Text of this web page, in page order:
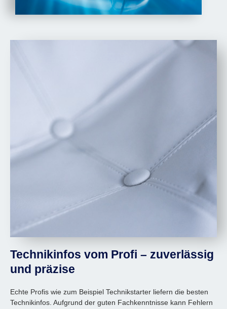
Technikinfos vom Profi – zuverlässig
und präzise
Echte Profis wie zum Beispiel Technikstarter liefern die besten
Technikinfos. Aufgrund der guten Fachkenntnisse kann Fehlern